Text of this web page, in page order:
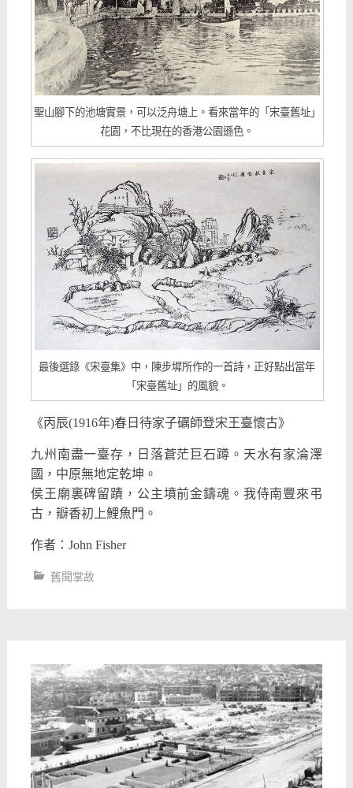
聖山腳下的池塘實景，可以泛舟塘上。看來當年的「宋臺舊址」
花園，不比現在的香港公園遜色。
最後選錄《宋臺集》中，陳步墀所作的一首詩，正好點出當年
「宋臺舊址」的風貌。
《丙辰(1916年)春日待家子礪師登宋王臺懷古》
九州南盡一臺存，日落蒼茫巨石蹲。天水有家淪澤
國，中原無地定乾坤。
侯王廟裏碑留蹟，公主墳前金鑄魂。我侍南豐來弔
古，瓣香初上鯉魚門。
作者：John Fisher
舊聞掌故